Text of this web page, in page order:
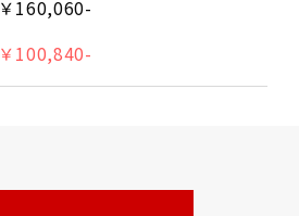
￥160,060-
￥100,840-